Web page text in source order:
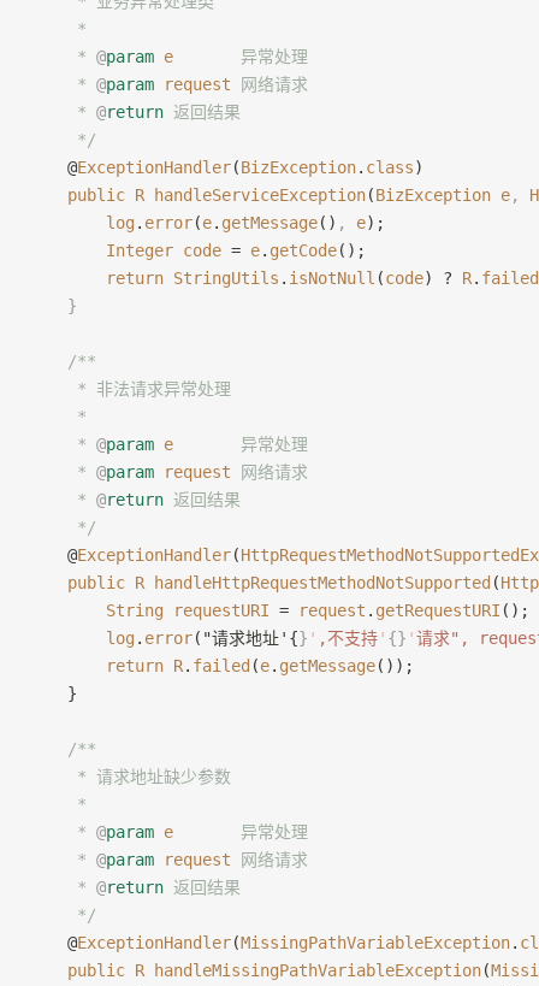
     *
     *
@param e
       异常处理
     *
@param request 网络请求
     *
@return 返回结果
     */
    @
ExceptionHandler(BizException. class)
    public
R handleServiceException(BizException e,
        log
. error(e. getMessage() , e);
        Integer
code = e. getCode();
        return
StringUtils . isNotNull (code) ? R. failed
    }
    /**
     * 非法请求异常处理
     *
     *
@param e
       异常处理
     *
@param request 网络请求
     *
@return 返回结果
     */
    @
ExceptionHandler(
    public
R handleHttpRequestMethodNotSupported (
        String
requestURI = request . getRequestURI ();
        log
. error("请求地址'{} ' ,不支持' {} '请求",
        return
R. failed (e. getMessage());
    }
    /**
     * 请求地址缺少参数
     *
     *
@param e
       异常处理
     *
@param request 网络请求
     *
@return 返回结果
     */
    @
ExceptionHandler(MissingPathVariableException.
    public
R handleMissingPathVariableException(